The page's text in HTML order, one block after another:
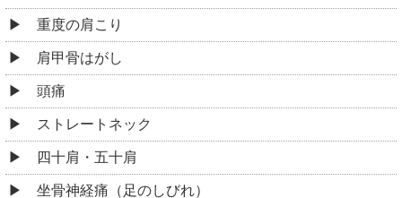
重度の肩こり
肩甲骨はがし
頭痛
ストレートネック
四十肩・五十肩
坐骨神経痛（足のしびれ）